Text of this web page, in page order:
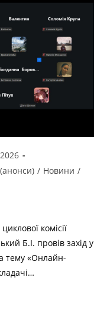
/ Новини /
комісії
Б.І. провів захід у
тему «Онлайн-